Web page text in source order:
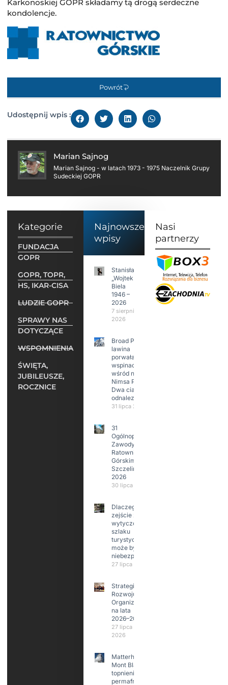
Karkonoskiej GOPR składamy tą drogą serdeczne
kondolencje.
Powrót
Udostępnij wpis :
Marian Sajnog
Marian Sajnog - w latach 1973 - 1975 Naczelnik Grupy
Sudeckiej GOPR
Kategorie
FUNDACJA
GOPR
GOPR, TOPR,
HS, IKAR-CISA
LUDZIE GOPR
SPRAWY NAS
DOTYCZĄCE
WSPOMNIENIA
ŚWIĘTA,
JUBILEUSZE,
ROCZNICE
Najnowsze
wpisy
Stanisław
„Wojtek”
Biela
1946 –
2026
7 sierpnia
2026
Broad Peak:
lawina
porwała 10
wspinaczy,
wśród nich
Nimsa Purję.
Dwa ciała
odnalezione.
31 lipca 2026
31
Ogólnopolskie
Zawody w
Ratownictwie
Górskim –
Szczeliniec
2026
30 lipca 2026
Dlaczego
zejście z
wytyczonego
szlaku
turystycznego
może być
niebezpieczne?
27 lipca 2026
Strategia
Rozwoju
Organizacji
na lata
2026–2029
27 lipca
2026
Matterhorn i
Mont Blanc:
topnienie
permafrost,
Nasi
partnerzy